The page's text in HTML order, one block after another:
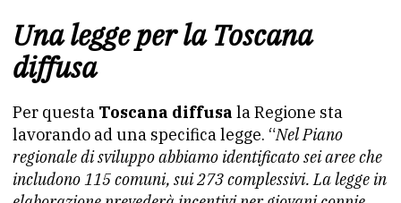
Una legge per la Toscana
diffusa
Per questa Toscana diffusa la Regione sta
lavorando ad una specifica legge. “Nel Piano
regionale di sviluppo abbiamo identificato sei aree che
includono 115 comuni, sui 273 complessivi. La legge in